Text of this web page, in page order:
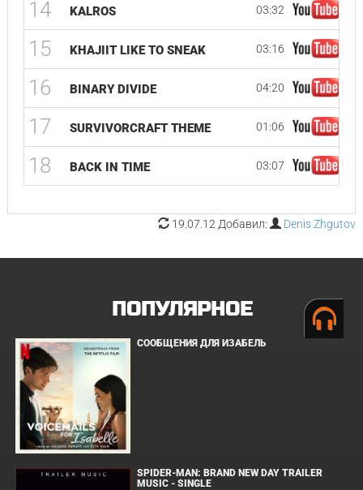
14 KALROS 03:32
15 KHAJIIT LIKE TO SNEAK 03:16
16 BINARY DIVIDE 04:20
17 SURVIVORCRAFT THEME 01:06
18 BACK IN TIME 03:07
19.07.12 Добавил: Denis Zhgutov
ПОПУЛЯРНОЕ
СООБЩЕНИЯ ДЛЯ ИЗАБЕЛЬ
SPIDER-MAN: BRAND NEW DAY TRAILER
MUSIC - SINGLE